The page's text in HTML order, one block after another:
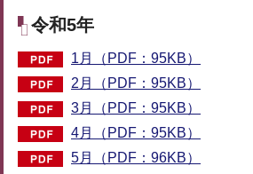
令和5年
1月（PDF：95KB）
2月（PDF：95KB）
3月（PDF：95KB）
4月（PDF：95KB）
5月（PDF：96KB）